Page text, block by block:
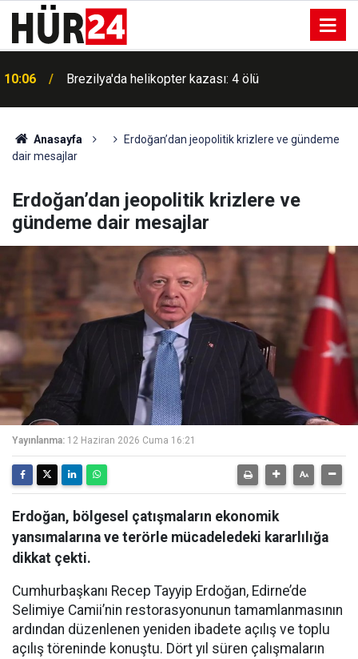
10:06 Brezilya'da helikopter kazası: 4 ölü
Anasayfa
Erdoğan’dan jeopolitik krizlere ve gündeme
dair mesajlar
Erdoğan’dan jeopolitik krizlere ve
gündeme dair mesajlar
Yayınlanma: 12 Haziran 2026 Cuma 16:21
Erdoğan, bölgesel çatışmaların ekonomik
yansımalarına ve terörle mücadeledeki kararlılığa
dikkat çekti.
Cumhurbaşkanı Recep Tayyip Erdoğan, Edirne’de
Selimiye Camii’nin restorasyonunun tamamlanmasının
ardından düzenlenen yeniden ibadete açılış ve toplu
açılış töreninde konuştu. Dört yıl süren çalışmaların